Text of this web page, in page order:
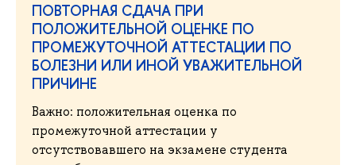
ПОВТОРНАЯ СДАЧА ПРИ
ПОЛОЖИТЕЛЬНОЙ ОЦЕНКЕ ПО
ПРОМЕЖУТОЧНОЙ АТТЕСТАЦИИ ПО
БОЛЕЗНИ ИЛИ ИНОЙ УВАЖИТЕЛЬНОЙ
ПРИЧИНЕ
Важно: положительная оценка по
промежуточной аттестации у
отсутствовавшего на экзамене студента